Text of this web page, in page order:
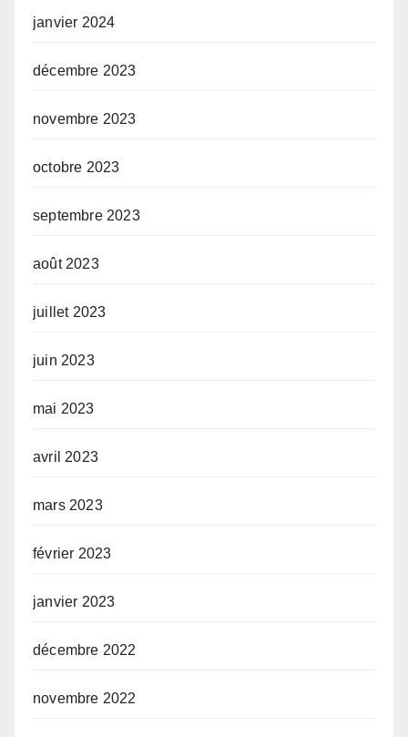
janvier 2024
décembre 2023
novembre 2023
octobre 2023
septembre 2023
août 2023
juillet 2023
juin 2023
mai 2023
avril 2023
mars 2023
février 2023
janvier 2023
décembre 2022
novembre 2022